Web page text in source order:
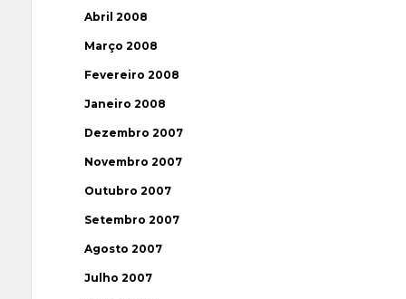
Abril 2008
Março 2008
Fevereiro 2008
Janeiro 2008
Dezembro 2007
Novembro 2007
Outubro 2007
Setembro 2007
Agosto 2007
Julho 2007